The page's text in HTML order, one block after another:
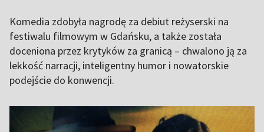
Komedia zdobyła nagrodę za debiut reżyserski na
festiwalu filmowym w Gdańsku, a także została
doceniona przez krytyków za granicą – chwalono ją za
lekkość narracji, inteligentny humor i nowatorskie
podejście do konwencji.